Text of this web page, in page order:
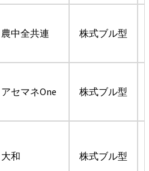
農中全共連 株式ブル型
アセマネOne 株式ブル型
大和 株式ブル型